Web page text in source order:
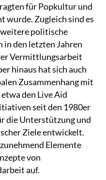
für Popkultur und
wurde. Zugleich sind es
politische
den letzten Jahren
Vermittlungsarbeit
hinaus hat sich auch
Zusammenhang mit
den Live Aid
seit den 1980er
die Unterstützung und
Ziele entwickelt.
Elemente
von
auf.